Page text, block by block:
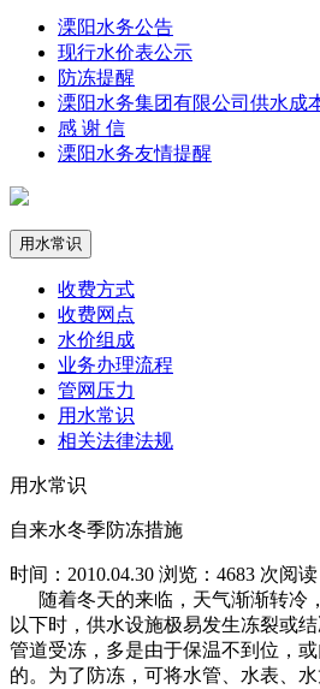
溧阳水务公告
现行水价表公示
防冻提醒
溧阳水务集团有限公司供水成
感 谢 信
溧阳水务友情提醒
用水常识
收费方式
收费网点
水价组成
业务办理流程
管网压力
用水常识
相关法律法规
用水常识
自来水冬季防冻措施
时间：2010.04.30 浏览：4683 次阅读
随着冬天的来临，天气渐渐转冷
以下时，供水设施极易发生冻裂或
管道受冻，多是由于保温不到位，
的。为了防冻，可将水管、水表、